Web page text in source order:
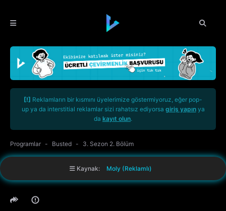
[!] Reklamların bir kısmını üyelerimize göstermiyoruz, eğer pop-
up ya da interstitial reklamlar sizi rahatsız ediyorsa giriş yapınya
da kayıt olun.
Programlar Busted 3. Sezon 2. Bölüm
Kaynak: Moly (Reklamlı)